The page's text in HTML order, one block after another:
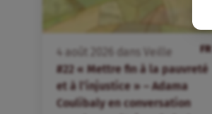
FR
4 août dans
Veille
#22 « Mettre fin à la pauvreté
et à l’injustice » – Adama
Coulibaly en conversation